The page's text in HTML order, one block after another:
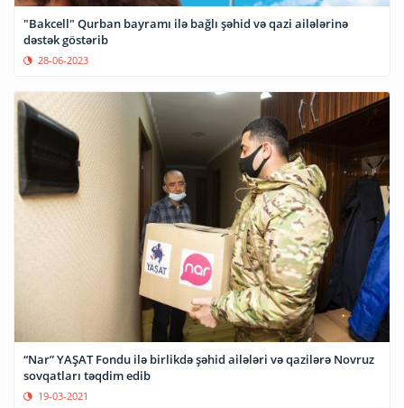
"Bakcell" Qurban bayramı ilə bağlı şəhid və qazi ailələrinə
dəstək göstərib
28-06-2023
“Nar” YAŞAT Fondu ilə birlikdə şəhid ailələri və qazilərə Novruz
sovqatları təqdim edib
19-03-2021